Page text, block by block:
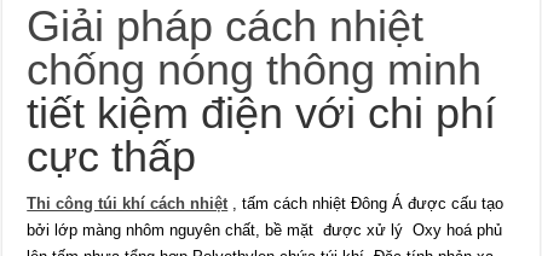
Giải pháp cách nhiệt
chống nóng thông minh
tiết kiệm điện với chi phí
cực thấp
Thi công túi khí cách nhiệt, tấm cách nhiệt Đông Á được cấu tạo
bởi lớp màng nhôm nguyên chất, bề mặt được xử lý Oxy hoá phủ